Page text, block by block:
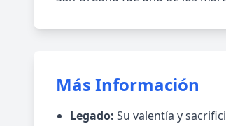
Más Información
Legado: Su valentía y